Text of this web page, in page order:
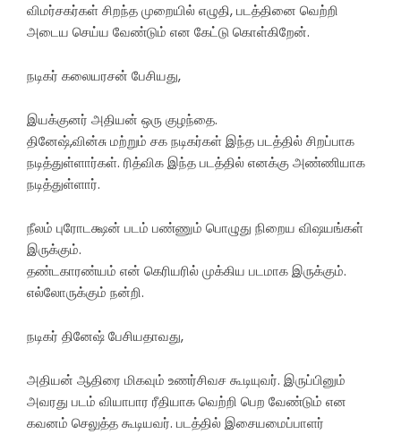
விமர்சகர்கள் சிறந்த முறையில் எழுதி, படத்தினை வெற்றி
அடைய செய்ய வேண்டும் என கேட்டு கொள்கிறேன்.
நடிகர் கலையரசன் பேசியது,
இயக்குனர் அதியன் ஒரு குழந்தை.
தினேஷ்,வின்சு மற்றும் சக நடிகர்கள் இந்த படத்தில் சிறப்பாக
நடித்துள்ளார்கள். ரித்விக இந்த படத்தில் எனக்கு அண்ணியாக
நடித்துள்ளார்.
நீலம் புரோடக்ஷன் படம் பண்ணும் பொழுது நிறைய விஷயங்கள்
இருக்கும்.
தண்டகாரண்யம் என் கெரியரில் முக்கிய படமாக இருக்கும்.
எல்லோருக்கும் நன்றி.
நடிகர் தினேஷ் பேசியதாவது,
அதியன் ஆதிரை மிகவும் உணர்சிவச கூடியுவர். இருப்பினும்
அவரது படம் வியாபார ரீதியாக வெற்றி பெற வேண்டும் என
கவனம் செலுத்த கூடியவர். படத்தில் இசையமைப்பாளர்